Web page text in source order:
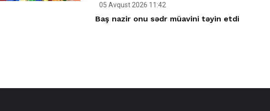
05 Avqust 2026 11:42
Baş nazir onu sədr müavini təyin etdi